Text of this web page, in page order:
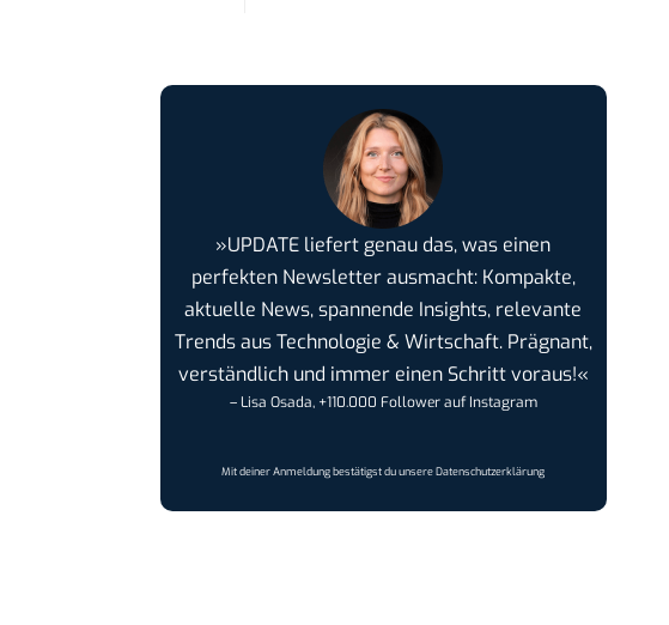
»UPDATE liefert genau das, was einen
perfekten Newsletter ausmacht: Kompakte,
aktuelle News, spannende Insights, relevante
Trends aus Technologie & Wirtschaft. Prägnant,
verständlich und immer einen Schritt voraus!«
– Lisa Osada, +110.000 Follower auf Instagram
Mit deiner Anmeldung bestätigst du unsereDatenschutzerklärung